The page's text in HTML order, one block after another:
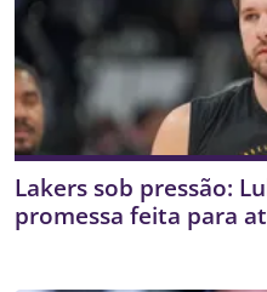
Lakers sob pressão:
promessa feita para